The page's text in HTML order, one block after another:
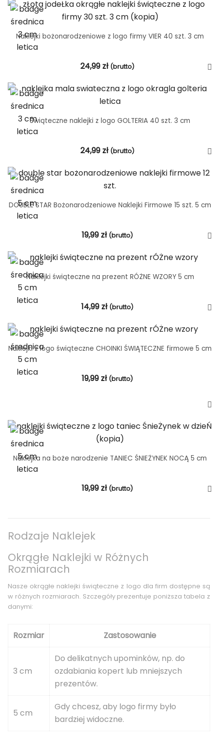
Naklejki bożonarodzeniowe z logo firmy VIER 40 szt. 3 cm
24,99 zł (brutto)
Świąteczne naklejki z logo GOLTERIA 40 szt. 3 cm
24,99 zł (brutto)
DOUBLE STAR Bożonarodzeniowe Naklejki Firmowe 15 szt. 5 cm
19,99 zł (brutto)
Naklejki świąteczne na prezent RÓŻNE WZORY 5 cm
14,99 zł (brutto)
Naklejki z logo świąteczne CHOINKI ŚWIĄTECZNE firmowe 5 cm
19,99 zł (brutto)
Naklejka na boże narodzenie TANIEC ŚNIEŻYNEK NOCĄ 5 cm
19,99 zł (brutto)
Rodzaje Naklejek
Okrągłe Naklejki w Różnych
Rozmiarach
Nasze okrągłe naklejki świąteczne z logo dla firm dostępne są
w różnych rozmiarach. Szczegóły prezentuje poniższa tabela z
danymi:
Rozmiar Zastosowanie
3 cm
Do delikatnych upominków, np. do
ozdabiania kopert lub mniejszych
prezentów.
5 cm
Gdy chcesz, aby logo firmy było
bardziej widoczne.